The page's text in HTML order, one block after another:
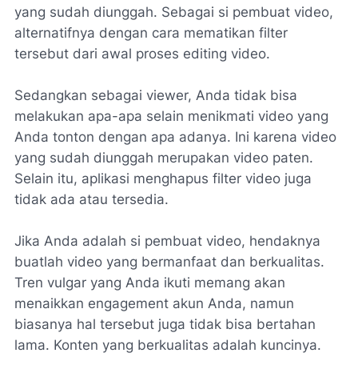
yang sudah diunggah. Sebagai si pembuat video,
alternatifnya dengan cara mematikan filter
tersebut dari awal proses editing video.
Sedangkan sebagai viewer, Anda tidak bisa
melakukan apa-apa selain menikmati video yang
Anda tonton dengan apa adanya. Ini karena video
yang sudah diunggah merupakan video paten.
Selain itu, aplikasi menghapus filter video juga
tidak ada atau tersedia.
Jika Anda adalah si pembuat video, hendaknya
buatlah video yang bermanfaat dan berkualitas.
Tren vulgar yang Anda ikuti memang akan
menaikkan engagement akun Anda, namun
biasanya hal tersebut juga tidak bisa bertahan
lama. Konten yang berkualitas adalah kuncinya.